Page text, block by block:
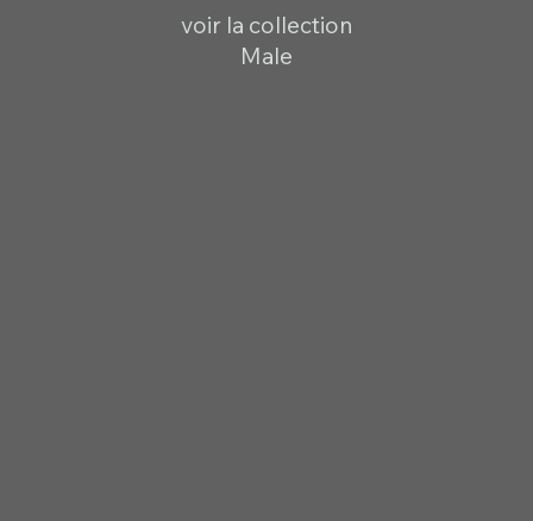
voir la collection
Male